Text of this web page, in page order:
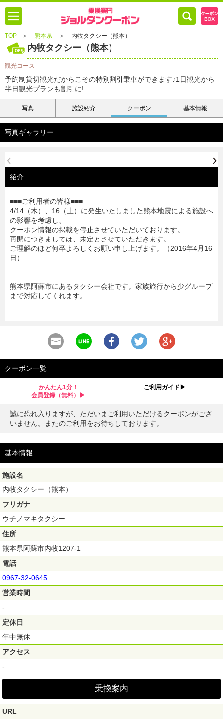
TOP ＞ 熊本県 ＞ 内牧タクシー（熊本）
内牧タクシー（熊本）
観光コース
予約制貸切観光だからこその特別割引乗車ができます♪1日観光から
半日観光プランも割引に!
写真 施設紹介 クーポン 基本情報
写真ギャラリー
紹介
■■■ご利用者の皆様■■■
4/14（木）、16（土）に発生いたしました熊本地震による施設へ
の影響を考慮し、
クーポン情報の掲載を停止させていただいております。
再開につきましては、未定とさせていただきます。
ご理解のほど何卒よろしくお願い申し上げます。（2016年4月16
日）
熊本県阿蘇市にあるタクシー会社です。家族旅行から少グループ
まで対応してくれます。
クーポン一覧
かんたん1分！
会員登録（無料）▶︎
ご利用ガイド▶︎
誠に恐れ入りますが、ただいまご利用いただけるクーポンがござ
いません。またのご利用をお待ちしております。
基本情報
施設名
内牧タクシー（熊本）
フリガナ
ウチノマキタクシー
住所
熊本県阿蘇市内牧1207-1
電話
0967-32-0645
営業時間
-
定休日
年中無休
アクセス
-
乗換案内
URL